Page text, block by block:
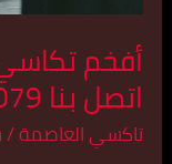
أفخم
اتصل بنا 55179079
تاكسي العاصمة/